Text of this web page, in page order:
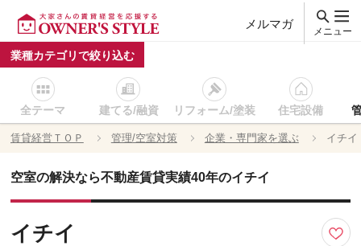
メルマガ
メニュー
業種カテゴリで絞り込む
全テーマ 建てる/融資 リフォーム/塗装 住宅設備
賃貸経営ＴＯＰ 管理/空室対策 企業・専門家を選ぶ イチイ
空室の解決なら不動産賃貸実績40年のイチイ
イチイ